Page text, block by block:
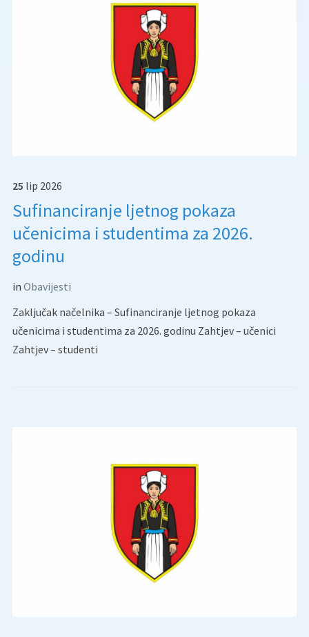
25 lip 2026
Sufinanciranje ljetnog pokaza
učenicima i studentima za 2026.
godinu
in Obavijesti
Zaključak načelnika – Sufinanciranje ljetnog pokaza
učenicima i studentima za 2026. godinu Zahtjev – učenici
Zahtjev – studenti